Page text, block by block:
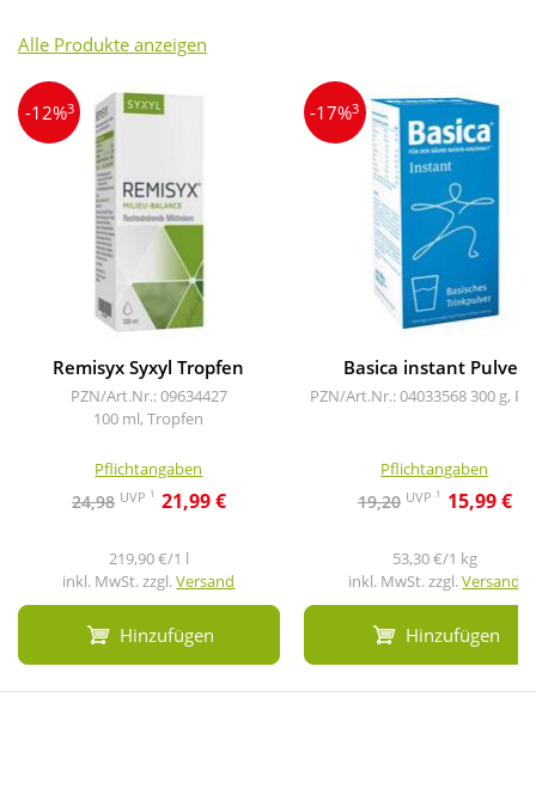
Alle Produkte anzeigen
-12%3
Remisyx Syxyl Tropfen
PZN/Art.Nr.: 09634427
100 ml, Tropfen
Pflichtangaben
24,98 UVP 1 21,99 €
219,90 €/1 l
inkl. MwSt. zzgl.Versand
Hinzufügen
-17%3
Basica instant Pulver
PZN/Art.Nr.: 04033568 300 g,
Pflichtangaben
19,20 UVP 1 15,99 €
53,30 €/1 kg
inkl. MwSt. zzgl.Versand
Hinzufügen